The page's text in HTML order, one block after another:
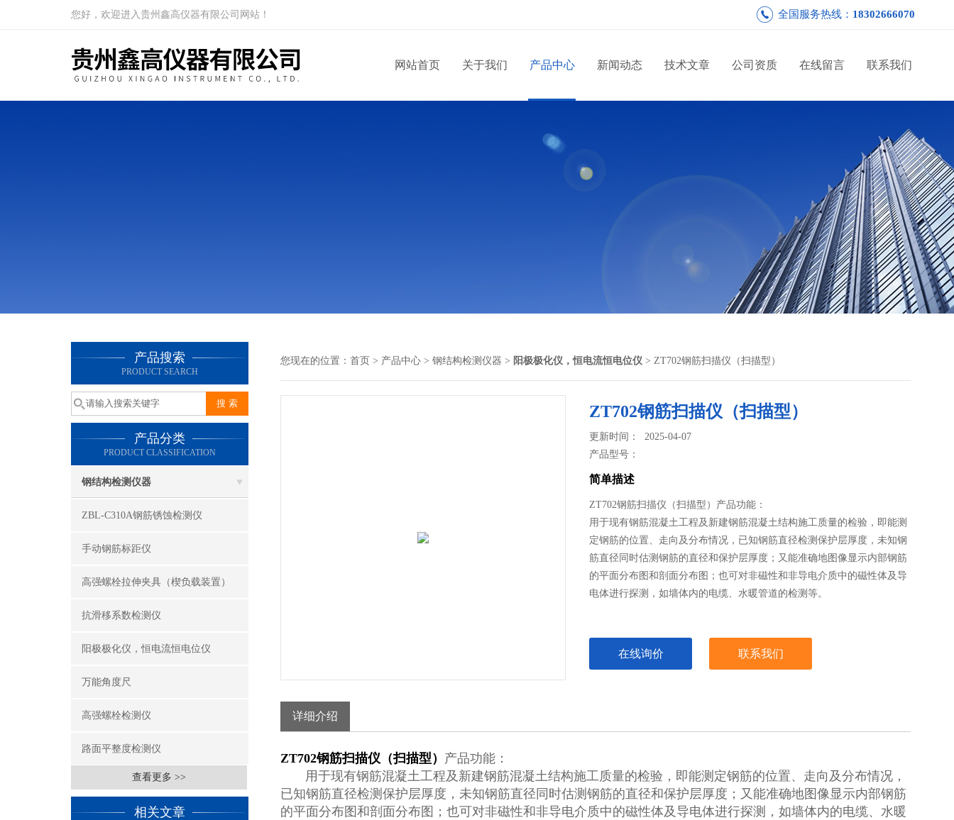
您好，欢迎进入贵州鑫高仪器有限公司网站！ 全国服务热线： 18302666070
网站首页 关于我们 产品中心 新闻动态 技术文章 公司资质 在线留言 联系我们
产品搜索
PRODUCT SEARCH
产品分类
PRODUCT CLASSIFICATION
钢结构检测仪器
ZBL-C310A钢筋锈蚀检测仪
手动钢筋标距仪
高强螺栓拉伸夹具（楔负载装置）
抗滑移系数检测仪
阳极极化仪，恒电流恒电位仪
万能角度尺
高强螺栓检测仪
路面平整度检测仪
查看更多 >>
相关文章
您现在的位置： 首页 > 产品中心 > 钢结构检测仪器 > 阳极极化仪，恒电流恒电位仪 > ZT702钢筋扫描仪（扫描型）
ZT702钢筋扫描仪（扫描型）
更新时间： 2025-04-07
产品型号：
简单描述
ZT702钢筋扫描仪（扫描型）产品功能：
用于现有钢筋混凝土工程及新建钢筋混凝土结构施工质量的检验，即能测
定钢筋的位置、走向及分布情况，已知钢筋直径检测保护层厚度，未知钢
筋直径同时估测钢筋的直径和保护层厚度；又能准确地图像显示内部钢筋
的平面分布图和剖面分布图；也可对非磁性和非导电介质中的磁性体及导
电体进行探测，如墙体内的电缆、水暖管道的检测等。
在线询价 联系我们
详细介绍
ZT702钢筋扫描仪（扫描型） 产品功能：
用于现有钢筋混凝土工程及新建钢筋混凝土结构施工质量的检验，即能测定钢筋的位置、走向及分布情况，
已知钢筋直径检测保护层厚度，未知钢筋直径同时估测钢筋的直径和保护层厚度；又能准确地图像显示内部钢筋
的平面分布图和剖面分布图；也可对非磁性和非导电介质中的磁性体及导电体进行探测，如墙体内的电缆、水暖